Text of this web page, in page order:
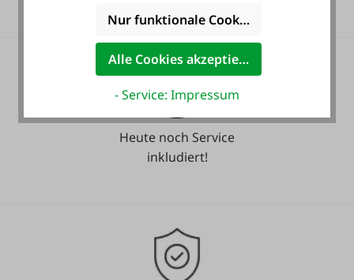
Heute noch Service
inkludiert!
Nur funktionale Cookies akzeptieren
Alle Cookies akzeptieren
- Service: Impressum